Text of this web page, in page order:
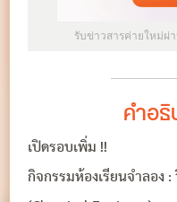
รับข่าวสารค่ายใหม่ผ่า
คำอ
เปิดรอบเพิ่ม !!
กิจกรรมห้องเรียนจำลอง :